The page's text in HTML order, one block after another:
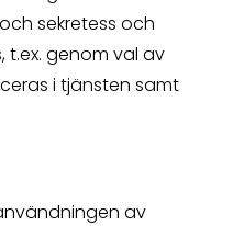
sekretess och
t.ex. genom val av
i tjänsten samt
av